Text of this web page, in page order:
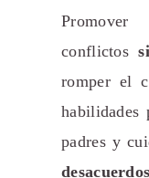
Promover
conflictos
romper el
habilidades
padres y
desacuerdos